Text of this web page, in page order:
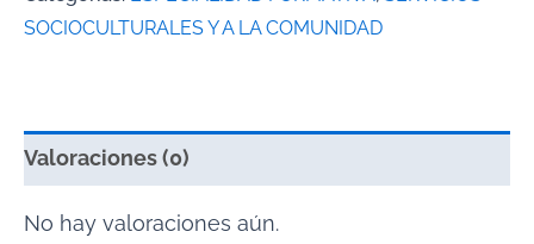
SOCIOCULTURALES Y A LA COMUNIDAD
Valoraciones (0)
No hay valoraciones aún.